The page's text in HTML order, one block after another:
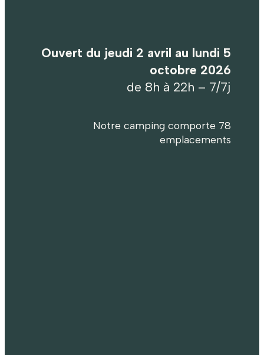
Ouvert du jeudi 2 avril au lundi 5
octobre 2026
de 8h à 22h – 7/7j
Notre camping comporte 78
emplacements